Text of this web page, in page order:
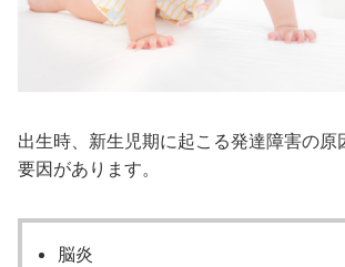
出生時、新生児期に起こる発達障害の原
要因があります。
脳炎